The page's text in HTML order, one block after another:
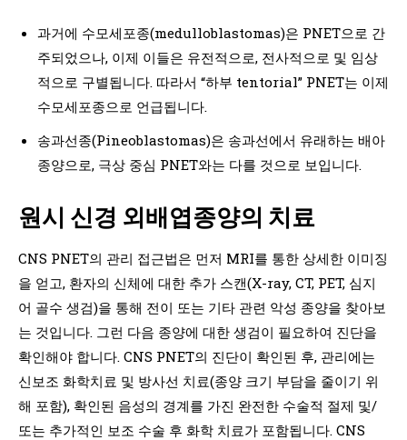
과거에 수모세포종(medulloblastomas)은 PNET으로 간
주되었으나, 이제 이들은 유전적으로, 전사적으로 및 임상
적으로 구별됩니다. 따라서 “하부 tentorial” PNET는 이제
수모세포종으로 언급됩니다.
송과선종(Pineoblastomas)은 송과선에서 유래하는 배아
종양으로, 극상 중심 PNET와는 다를 것으로 보입니다.
원시 신경 외배엽종양의 치료
CNS PNET의 관리 접근법은 먼저 MRI를 통한 상세한 이미징
을 얻고, 환자의 신체에 대한 추가 스캔(X-ray, CT, PET, 심지
어 골수 생검)을 통해 전이 또는 기타 관련 악성 종양을 찾아보
는 것입니다. 그런 다음 종양에 대한 생검이 필요하여 진단을
확인해야 합니다. CNS PNET의 진단이 확인된 후, 관리에는
신보조 화학치료 및 방사선 치료(종양 크기 부담을 줄이기 위
해 포함), 확인된 음성의 경계를 가진 완전한 수술적 절제 및/
또는 추가적인 보조 수술 후 화학 치료가 포함됩니다. CNS